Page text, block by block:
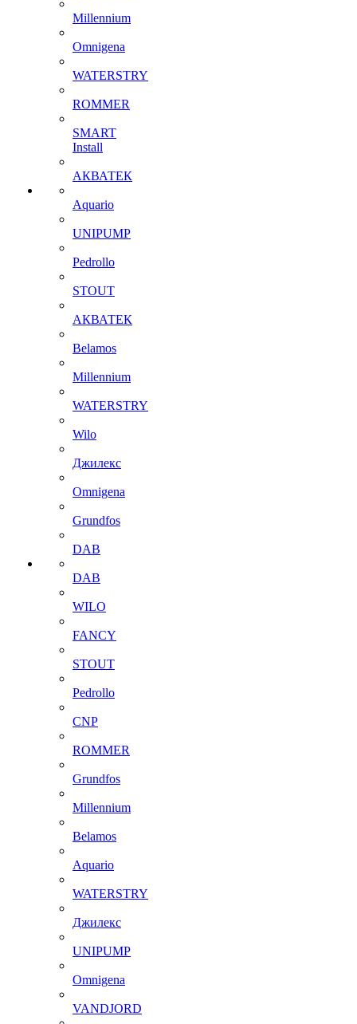
Millennium
Omnigena
WATERSTRY
ROMMER
SMART
Install
АКВАТЕК
Aquario
UNIPUMP
Pedrollo
STOUT
АКВАТЕК
Belamos
Millennium
WATERSTRY
Wilo
Джилекс
Omnigena
Grundfos
DAB
DAB
WILO
FANCY
STOUT
Pedrollo
CNP
ROMMER
Grundfos
Millennium
Belamos
Aquario
WATERSTRY
Джилекс
UNIPUMP
Omnigena
VANDJORD